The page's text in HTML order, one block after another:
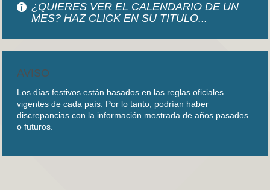
¿QUIERES VER EL CALENDARIO DE UN
MES? HAZ CLICK EN SU TITULO...
AVISO
Los días festivos están basados en las reglas oficiales
vigentes de cada país. Por lo tanto, podrían haber
discrepancias con la información mostrada de años pasados
o futuros.